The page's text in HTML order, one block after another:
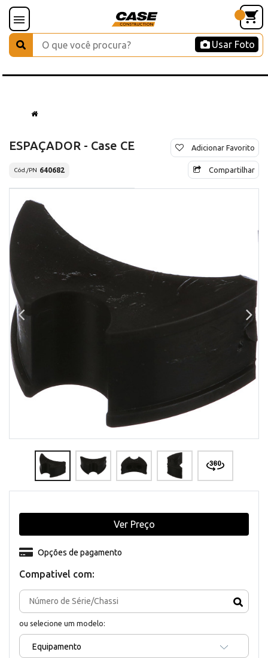
Usar Foto
ESPAÇADOR - Case CE
Cód./PN 640682
Adicionar Favorito
Compartilhar
Compativel com:
ou selecione um modelo:
Equipamento
Opções de pagamento
Ver Preço